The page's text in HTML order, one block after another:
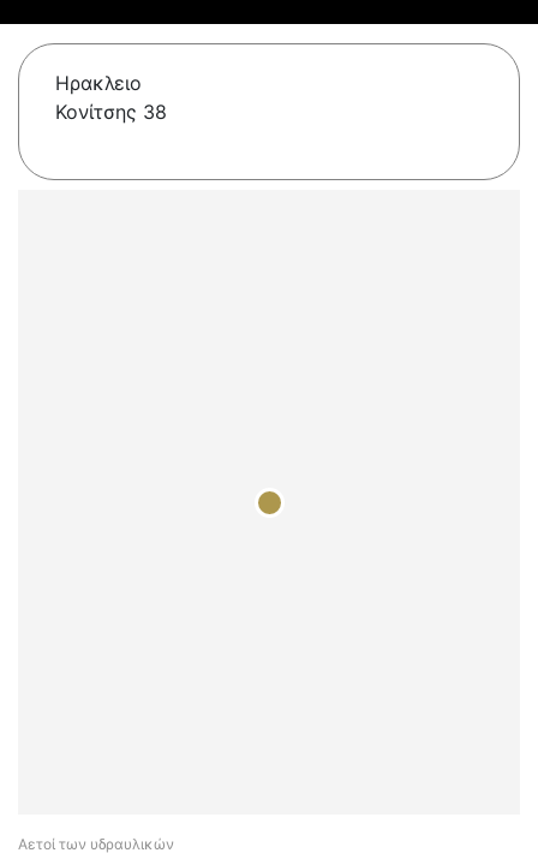
Ηρακλειο
Κονίτσης 38
Αετοί των υδραυλικών